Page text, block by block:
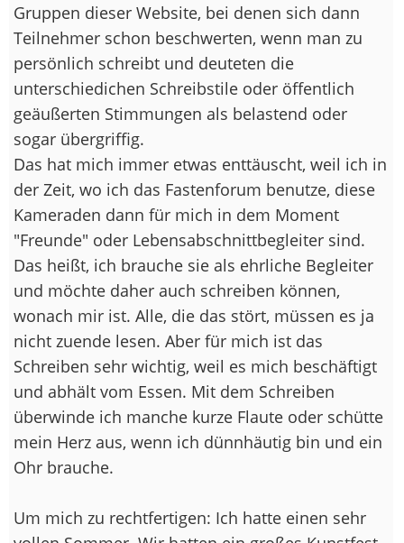
Gruppen dieser Website, bei denen sich dann
Teilnehmer schon beschwerten, wenn man zu
persönlich schreibt und deuteten die
unterschiedichen Schreibstile oder öffentlich
geäußerten Stimmungen als belastend oder
sogar übergriffig.
Das hat mich immer etwas enttäuscht, weil ich in
der Zeit, wo ich das Fastenforum benutze, diese
Kameraden dann für mich in dem Moment
"Freunde" oder Lebensabschnittbegleiter sind.
Das heißt, ich brauche sie als ehrliche Begleiter
und möchte daher auch schreiben können,
wonach mir ist. Alle, die das stört, müssen es ja
nicht zuende lesen. Aber für mich ist das
Schreiben sehr wichtig, weil es mich beschäftigt
und abhält vom Essen. Mit dem Schreiben
überwinde ich manche kurze Flaute oder schütte
mein Herz aus, wenn ich dünnhäutig bin und ein
Ohr brauche.
Um mich zu rechtfertigen: Ich hatte einen sehr